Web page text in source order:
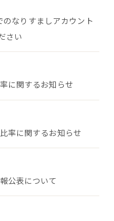
なりすましアカウント
さい
に関するお知らせ
率に関するお知らせ
公表について